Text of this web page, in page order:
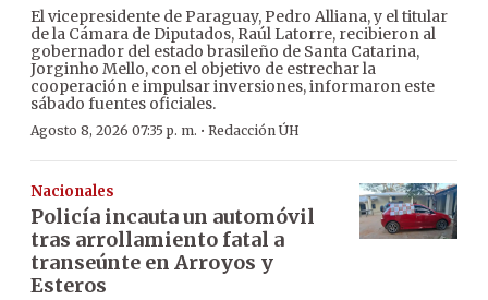
El vicepresidente de Paraguay, Pedro Alliana, y el titular
de la Cámara de Diputados, Raúl Latorre, recibieron al
gobernador del estado brasileño de Santa Catarina,
Jorginho Mello, con el objetivo de estrechar la
cooperación e impulsar inversiones, informaron este
sábado fuentes oficiales.
Agosto 8, 2026 07:35 p. m. · Redacción ÚH
Nacionales
Policía incauta un automóvil
tras arrollamiento fatal a
transeúnte en Arroyos y
Esteros